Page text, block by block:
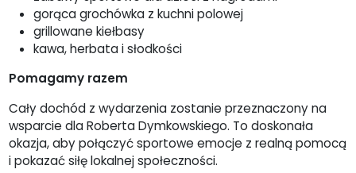
gorąca grochówka z kuchni polowej
grillowane kiełbasy
kawa, herbata i słodkości
Pomagamy razem
Cały dochód z wydarzenia zostanie przeznaczony na
wsparcie dla Roberta Dymkowskiego. To doskonała
okazja, aby połączyć sportowe emocje z realną pomocą
i pokazać siłę lokalnej społeczności.